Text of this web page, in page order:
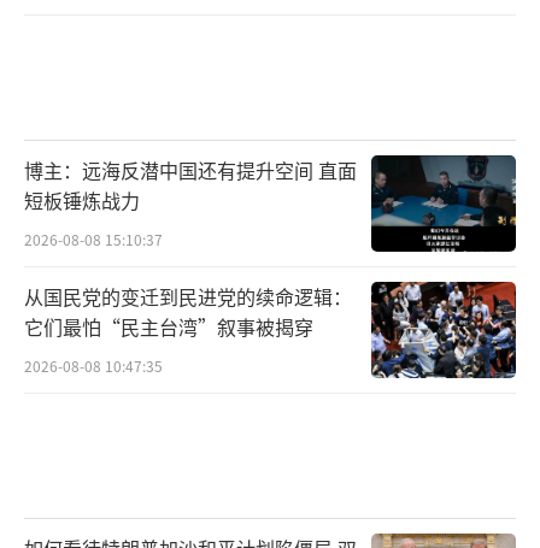
博主：远海反潜中国还有提升空间 直面
短板锤炼战力
2026-08-08 15:10:37
从国民党的变迁到民进党的续命逻辑：
它们最怕“民主台湾”叙事被揭穿
2026-08-08 10:47:35